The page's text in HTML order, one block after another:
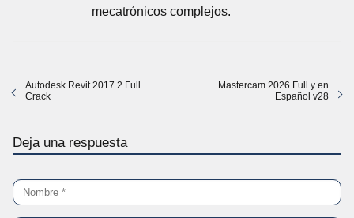
mecatrónicos complejos.
Autodesk Revit 2017.2 Full
Crack
Mastercam 2026 Full y en
Español v28
Deja una respuesta